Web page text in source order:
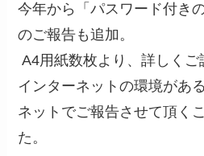
今年から「パスワード付き
のご報告も追加。
A4用紙数枚より、詳しくご
インターネットの環境があ
ネットでご報告させて頂く
た。